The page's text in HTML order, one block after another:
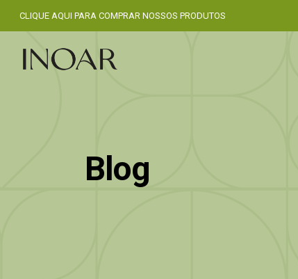
CLIQUE AQUI PARA COMPRAR NOSSOS PRODUTOS
Blog